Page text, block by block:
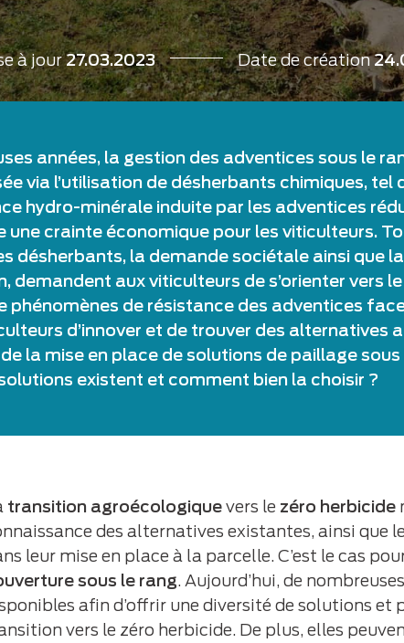
à jour27.03.2023 Date de création
années, la gestion des adventices sous le
via l’utilisation de désherbants chimiques, tel
hydro-minérale induite par les adventices
une crainte économique pour les viticulteurs.
désherbants, la demande sociétale ainsi que
demandent aux viticulteurs de s’orienter vers
phénomènes de résistance des adventices
d’innover et de trouver des alternatives
la mise en place de solutions de paillage sous
existent et comment bien la choisir ?
transition agroécologiquevers le zéro herbicide
des alternatives existantes, ainsi que
leur mise en place à la parcelle. C’est le cas
sous le rang. Aujourd’hui, de
afin d’offrir une diversité de solutions et
vers le zéro herbicide. De plus, elles